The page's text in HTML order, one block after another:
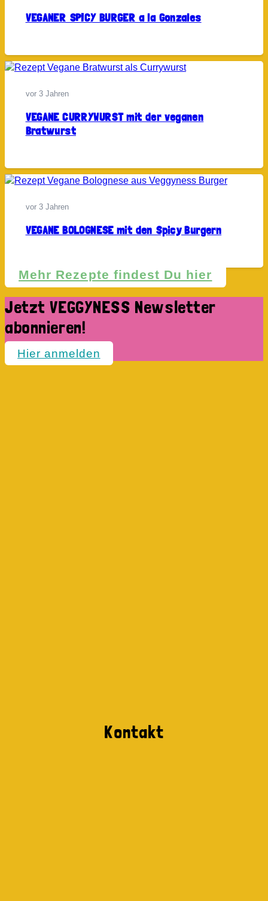
VEGANER SPICY BURGER a la Gonzales
vor 3 Jahren
VEGANE CURRYWURST mit der veganen
Bratwurst
vor 3 Jahren
VEGANE BOLOGNESE mit den Spicy Burgern
Mehr Rezepte findest Du hier
Jetzt VEGGYNESS Newsletter
abonnieren!
Hier anmelden
Kontakt